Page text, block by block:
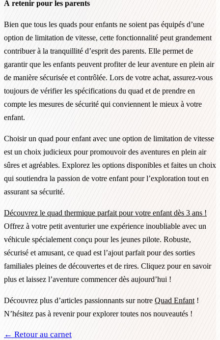
À retenir pour les parents
Bien que tous les quads pour enfants ne soient pas équipés d’une
option de limitation de vitesse, cette fonctionnalité peut grandement
contribuer à la tranquillité d’esprit des parents. Elle permet de
garantir que les enfants peuvent profiter de leur aventure en plein air
de manière sécurisée et contrôlée. Lors de votre achat, assurez-vous
toujours de vérifier les spécifications du quad et de prendre en
compte les mesures de sécurité qui conviennent le mieux à votre
enfant.
Choisir un quad pour enfant avec une option de limitation de vitesse
est un choix judicieux pour promouvoir des aventures en plein air
sûres et agréables. Explorez les options disponibles et faites un choix
qui soutiendra la passion de votre enfant pour l’exploration tout en
assurant sa sécurité.
Découvrez le quad thermique parfait pour votre enfant dès 3 ans !
Offrez à votre petit aventurier une expérience inoubliable avec un
véhicule spécialement conçu pour les jeunes pilote. Robuste,
sécurisé et amusant, ce quad est l’ajout parfait pour des sorties
familiales pleines de découvertes et de rires. Cliquez pour en savoir
plus et laissez l’aventure commencer dès aujourd’hui !
Découvrez plus d’articles passionnants sur notre Quad Enfant !
N’hésitez pas à revenir pour explorer toutes nos nouveautés !
← Retour au carnet